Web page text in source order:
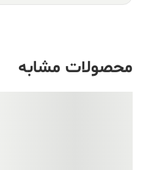
محصولات مشابه